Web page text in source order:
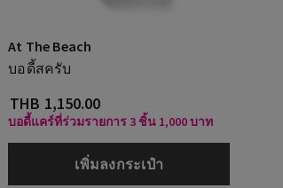
At The Beach
บอดี้สครับ
THB 1,150.00
บอดี้แคร์ที่ร่วมรายการ 3 ชิ้น 1,000 บาท
เพิ่มลงกระเป๋า